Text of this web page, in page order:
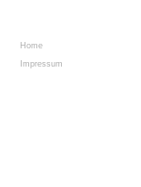
Home
Impressum